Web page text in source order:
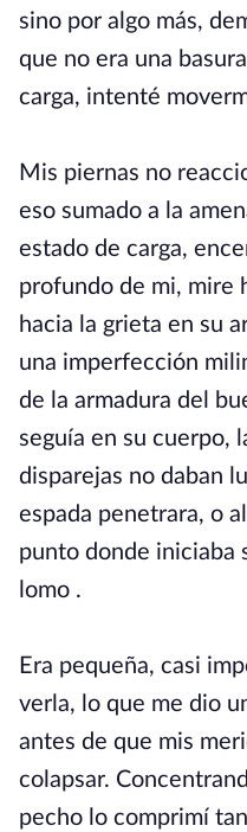
sino por algo más,
que no era una
carga, intenté
Mis piernas no
eso sumado a la
estado de carga,
profundo de mi, mire
hacia la grieta en su
una imperfección
de la armadura del
seguía en su cuerpo,
disparejas no daban
espada penetrara, o
punto donde iniciaba
lomo .
Era pequeña, casi
verla, lo que me dio
antes de que mis
colapsar.
pecho lo comprimí